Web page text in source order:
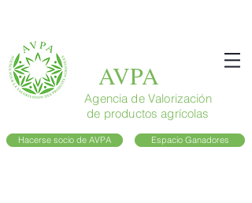
AVPA
Agencia de Valorización
de productos agrícolas
Hacerse socio de AVPA Espacio Ganadores